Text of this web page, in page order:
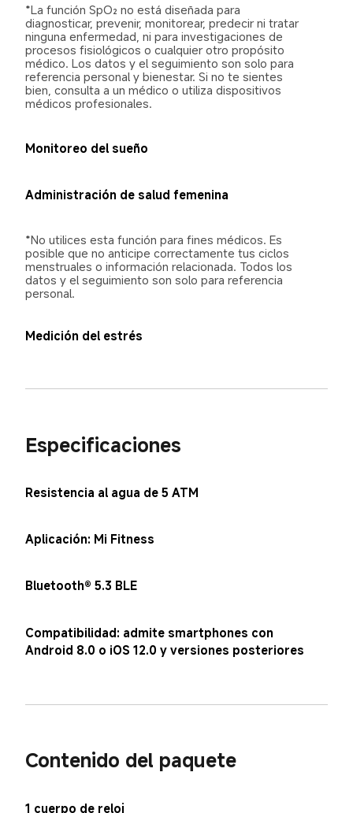
*La función SpO₂ no está diseñada para
diagnosticar, prevenir, monitorear, predecir ni tratar
ninguna enfermedad, ni para investigaciones de
procesos fisiológicos o cualquier otro propósito
médico. Los datos y el seguimiento son solo para
referencia personal y bienestar. Si no te sientes
bien, consulta a un médico o utiliza dispositivos
médicos profesionales.
Monitoreo del sueño
Administración de salud femenina
*No utilices esta función para fines médicos. Es
posible que no anticipe correctamente tus ciclos
menstruales o información relacionada. Todos los
datos y el seguimiento son solo para referencia
personal.
Medición del estrés
Especificaciones
Resistencia al agua de 5 ATM
Aplicación: Mi Fitness
Bluetooth® 5.3 BLE
Compatibilidad: admite smartphones con
Android 8.0 o iOS 12.0 y versiones posteriores
Contenido del paquete
1 cuerpo de reloj